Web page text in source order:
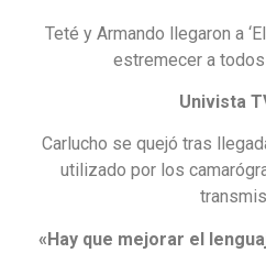
Teté y Armando llegaron a
estremecer a
Univista
Carlucho se quejó tras
utilizado por los
«Hay que mejorar el